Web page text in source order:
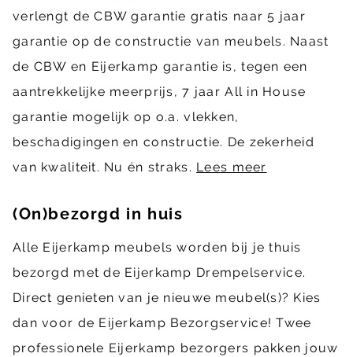
verlengt de CBW garantie gratis naar 5 jaar
garantie op de constructie van meubels. Naast
de CBW en Eijerkamp garantie is, tegen een
aantrekkelijke meerprijs, 7 jaar All in House
garantie mogelijk op o.a. vlekken,
beschadigingen en constructie. De zekerheid
van kwaliteit. Nu én straks. Lees meer
(On)bezorgd in huis
Alle Eijerkamp meubels worden bij je thuis
bezorgd met de Eijerkamp Drempelservice.
Direct genieten van je nieuwe meubel(s)? Kies
dan voor de Eijerkamp Bezorgservice! Twee
professionele Eijerkamp bezorgers pakken jouw